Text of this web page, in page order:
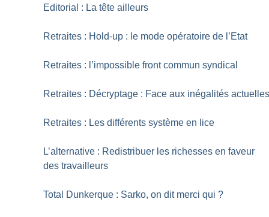
Editorial : La tête ailleurs
Retraites : Hold-up : le mode opératoire de l’Etat
Retraites : l’impossible front commun syndical
Retraites : Décryptage : Face aux inégalités
Retraites : Les différents système en lice
L’alternative : Redistribuer les richesses en faveur
des travailleurs
Total Dunkerque : Sarko, on dit merci qui ?